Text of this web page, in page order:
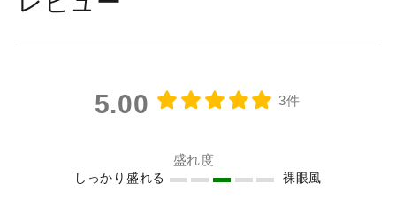
5.00 3件
盛れ度
しっかり盛れる 裸眼風